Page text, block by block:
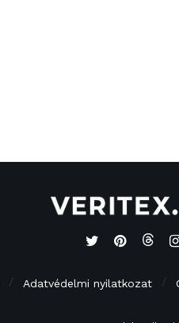
Adatvédelmi nyilatkozat